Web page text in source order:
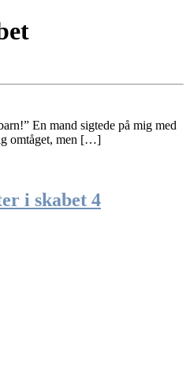
En mand sigtede på mig med
omtåget, men […]
i skabet 4